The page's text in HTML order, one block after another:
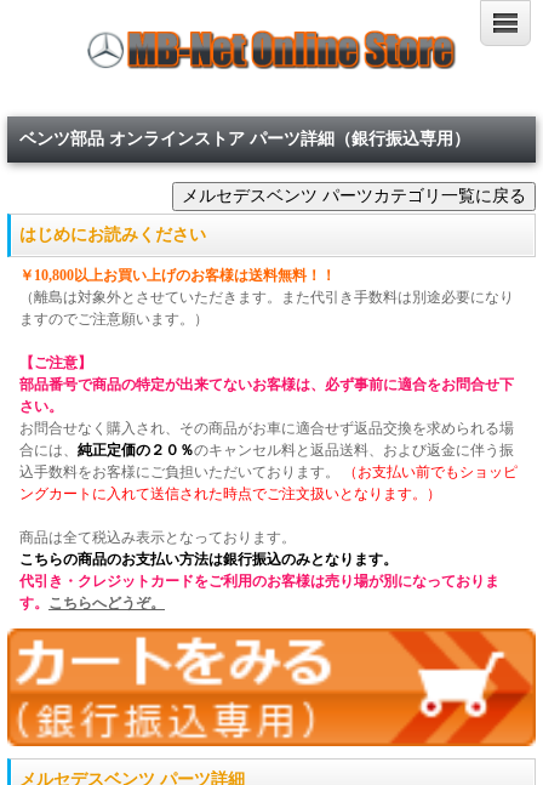
ベンツ部品 オンラインストア パーツ詳細（銀行振込専用）
はじめにお読みください
￥10,800以上お買い上げのお客様は送料無料！！
（離島は対象外とさせていただきます。また代引き手数料は別途必要になり
ますのでご注意願います。）
【ご注意】
部品番号で商品の特定が出来てないお客様は、必ず事前に適合をお問合せ下
さい。
お問合せなく購入され、その商品がお車に適合せず返品交換を求められる場
合には、 純正定価の２０％のキャンセル料と返品送料、および返金に伴う振
込手数料をお客様にご負担いただいております。
（お支払い前でもショッピ
ングカートに入れて送信された時点でご注文扱いとなります。）
商品は全て税込み表示となっております。
こちらの商品のお支払い方法は銀行振込のみとなります。
代引き・クレジットカードをご利用のお客様は売り場が別になっておりま
す。 こちらへどうぞ。
メルセデスベンツ パーツ詳細